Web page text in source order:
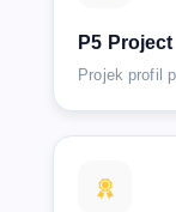
P5 Project
Projek profil